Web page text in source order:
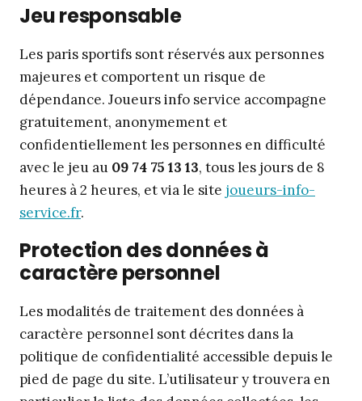
Jeu responsable
Les paris sportifs sont réservés aux personnes
majeures et comportent un risque de
dépendance. Joueurs info service accompagne
gratuitement, anonymement et
confidentiellement les personnes en difficulté
avec le jeu au 09 74 75 13 13, tous les jours de 8
heures à 2 heures, et via le site joueurs-info-
service.fr.
Protection des données à
caractère personnel
Les modalités de traitement des données à
caractère personnel sont décrites dans la
politique de confidentialité accessible depuis le
pied de page du site. L’utilisateur y trouvera en